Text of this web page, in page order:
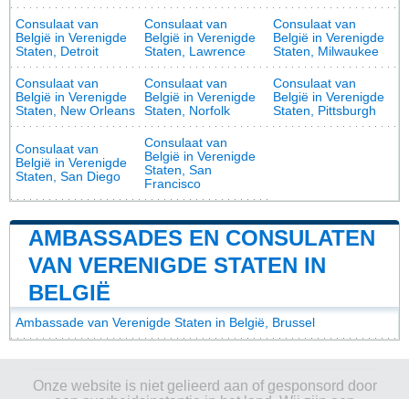
Consulaat van
België in Verenigde
Staten, Detroit
Consulaat van
België in Verenigde
Staten, Lawrence
Consulaat van
België in Verenigde
Staten, Milwaukee
Consulaat van
België in Verenigde
Staten, New Orleans
Consulaat van
België in Verenigde
Staten, Norfolk
Consulaat van
België in Verenigde
Staten, Pittsburgh
Consulaat van
België in Verenigde
Staten, San Diego
Consulaat van
België in Verenigde
Staten, San
Francisco
AMBASSADES EN CONSULATEN
VAN VERENIGDE STATEN IN
BELGIË
Ambassade van Verenigde Staten in België, Brussel
Onze website is niet gelieerd aan of gesponsord door